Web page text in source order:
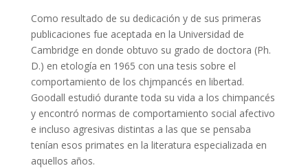
Como resultado de su dedicación y de sus primeras
publicaciones fue aceptada en la Universidad de
Cambridge en donde obtuvo su grado de doctora (Ph.
D.) en etología en 1965 con una tesis sobre el
comportamiento de los chjmpancés en libertad.
Goodall estudió durante toda su vida a los chimpancés
y encontró normas de comportamiento social afectivo
e incluso agresivas distintas a las que se pensaba
tenían esos primates en la literatura especializada en
aquellos años.